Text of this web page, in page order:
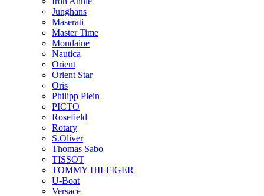
Junghans
Maserati
Master Time
Mondaine
Nautica
Orient
Orient Star
Oris
Philipp Plein
PICTO
Rosefield
Rotary
S.Oliver
Thomas Sabo
TISSOT
TOMMY HILFIGER
U-Boat
Versace